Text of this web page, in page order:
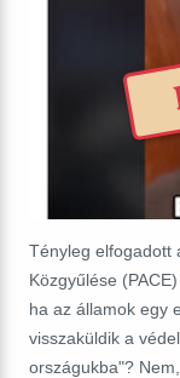
Tényleg elfogadott
Közgyűlése
ha az államok egy
visszaküldik a
országukba"?